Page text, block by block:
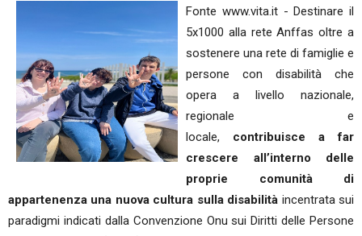
Fonte www.vita.it - Destinare il
5x1000 alla rete Anffas oltre a
sostenere una rete di famiglie e
persone con disabilità che
opera a livello nazionale,
regionale e
locale, contribuisce a far
crescere all’interno delle
proprie comunità di
appartenenza una nuova cultura sulla disabilità incentrata sui
paradigmi indicati dalla Convenzione Onu sui Diritti delle Persone